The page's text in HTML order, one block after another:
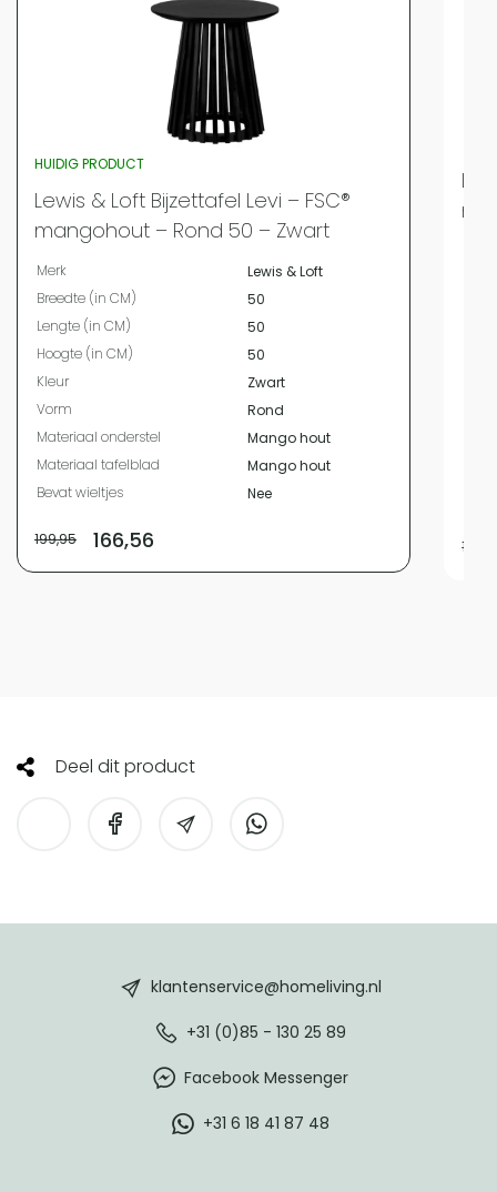
HUIDIG PRODUCT
Lewis & Loft Bijzettafel Levi – FSC®
mangohout – Rond 50 – Zwart
Merk
Lewis & Loft
Breedte (in CM)
50
Lengte (in CM)
50
Hoogte (in CM)
50
Kleur
Zwart
Vorm
Rond
Materiaal onderstel
Mango hout
Materiaal tafelblad
Mango hout
Bevat wieltjes
Nee
199,95 166,56
Deel dit product
klantenservice@homeliving.nl
+31 (0)85 - 130 25 89
Facebook Messenger
+31 6 18 41 87 48